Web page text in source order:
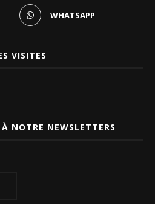
WHATSAPP
VISITES
NOTRE NEWSLETTERS